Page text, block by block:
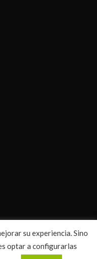
de Cookies |Sitemap
su experiencia. Sino
optar a configurarlas